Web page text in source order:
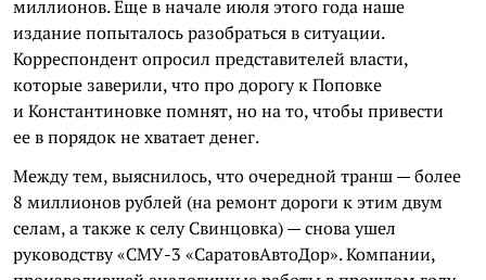
миллионов. Еще в начале июля этого года наше
издание попыталось разобраться в ситуации.
Корреспондент опросил представителей власти,
которые заверили, что про дорогу к Поповке
и Константиновке помнят, но на то, чтобы привести
ее в порядок не хватает денег.
Между тем, выяснилось, что очередной транш — более
8 миллионов рублей (на ремонт дороги к этим двум
селам, а также к селу Свинцовка) — снова ушел
руководству «СМУ-3 «СаратовАвтоДор». Компании,